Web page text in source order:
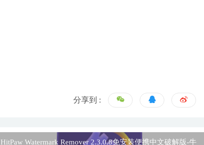
分享到 :
HitPaw Watermark Remover 2.3.0.8免安装便携中文破解版-牛